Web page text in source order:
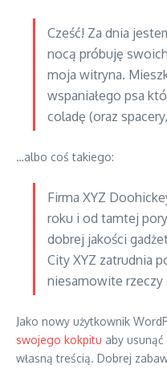
Cześć! Za dnia
nocą próbuję
moja witryna.
wspaniałego psa
coladę (oraz
…albo coś takiego:
Firma XYZ
roku i od tamtej
dobrej jakości
City XYZ zatrudnia
niesamowite rzeczy
Jako nowy użytkownik
swojego kokpitu aby
własną treścią. Dobrej